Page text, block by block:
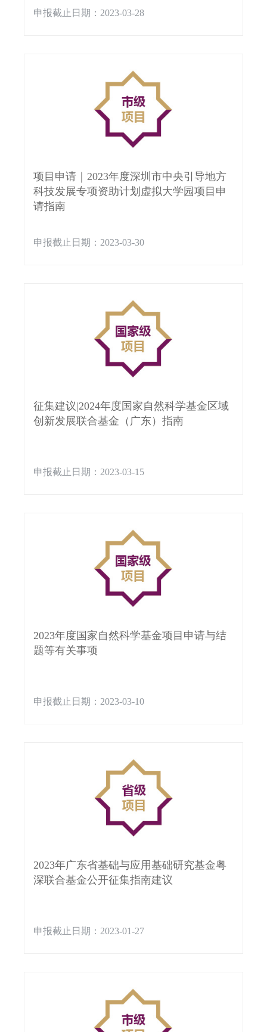
申报截止日期：2023-03-28
项目申请｜2023年度深圳市中央引导地方
科技发展专项资助计划虚拟大学园项目申
请指南
申报截止日期：2023-03-30
征集建议|2024年度国家自然科学基金区域
创新发展联合基金（广东）指南
申报截止日期：2023-03-15
2023年度国家自然科学基金项目申请与结
题等有关事项
申报截止日期：2023-03-10
2023年广东省基础与应用基础研究基金粤
深联合基金公开征集指南建议
申报截止日期：2023-01-27